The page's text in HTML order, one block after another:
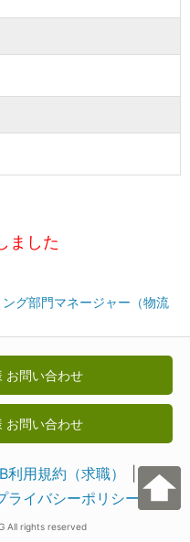
ました
グ部門マネージャー（物流
お問い合わせ
お問い合わせ
利用規約（求職）
海外
ライバシーポリシー
All rights reserved